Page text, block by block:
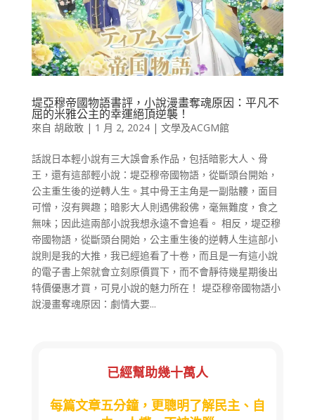
堤亞穆帝國物語書評，小說漫畫奪魂原因：平凡不
屈的米雅公主的幸運絕頂逆襲！
來自 胡啟敢| 1 月 2, 2024| 文學及ACGM館
話說日本輕小說有三大誤會系作品，包括暗影大人、骨
王，還有這部輕小說：堤亞穆帝國物語，從斷頭台開始，
公主重生後的逆轉人生。其中骨王主角是一副骷髏，面目
可憎，沒有興趣；暗影大人則遇佛殺佛，毫無難度，食之
無味；因此這兩部小說我想永遠不會追看。 相反，堤亞穆
帝國物語，從斷頭台開始，公主重生後的逆轉人生這部小
說則是我的大推，我已經追看了十卷，而且是一有這小說
的電子書上架就會立刻原價買下，而不會靜待幾星期後出
特價優惠才買，可見小說的魅力所在！ 堤亞穆帝國物語小
說漫畫奪魂原因：劇情大要...
已經幫助幾十萬人
每篇文章五分鐘，更聰明了解民主、自